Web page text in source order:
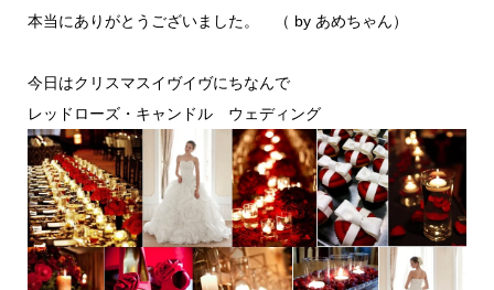
本当にありがとうございました。 （ by あめちゃん）
今日はクリスマスイヴイヴにちなんで
レッドローズ・キャンドル ウェディング